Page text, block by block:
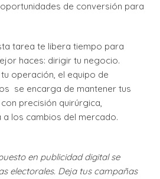
de conversión para
tarea te libera tiempo para
haces: dirigir tu negocio.
operación, el equipo de
se encarga de mantener tus
precisión quirúrgica,
los cambios del mercado.
en publicidad digital se
electorales. Deja tus campañas